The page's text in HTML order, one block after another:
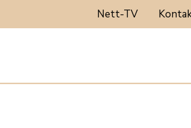
Nett-TV